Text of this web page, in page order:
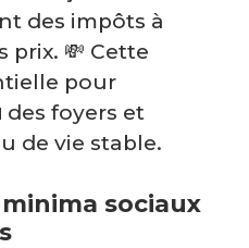
des impôts à
prix. 💸 Cette
pour
des foyers et
de vie stable.
sociaux